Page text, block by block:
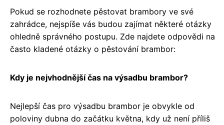
Pokud se rozhodnete pěstovat brambory ve své
zahrádce, nejspíše vás budou zajímat některé otázky
ohledně správného postupu. Zde najdete odpovědi na
často kladené otázky o pěstování brambor:
Kdy je nejvhodnější čas na výsadbu brambor?
Nejlepší čas pro výsadbu brambor je obvykle od
poloviny dubna do začátku května, kdy už není příliš